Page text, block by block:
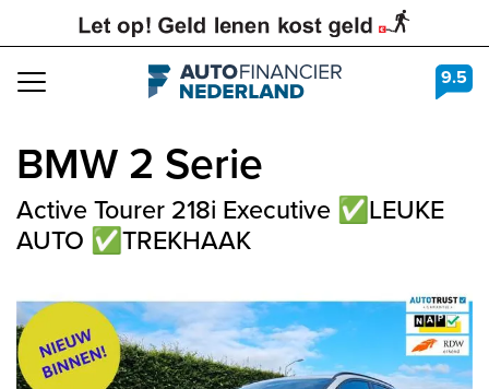
Navigation 9.5
BMW2 Serie
Active Tourer 218i Executive ✅LEUKE
AUTO ✅TREKHAAK